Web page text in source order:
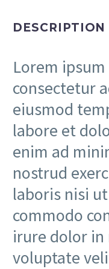
DESCRIPTION
Lorem
consectetur
eiusmod
labore et
enim ad
nostrud
laboris nisi
commodo
irure dolor
voluptate